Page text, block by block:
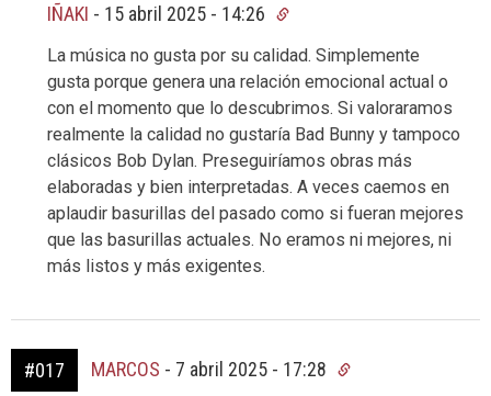
IÑAKI - 15 abril 2025 - 14:26
La música no gusta por su calidad. Simplemente
gusta porque genera una relación emocional actual o
con el momento que lo descubrimos. Si valoraramos
realmente la calidad no gustaría Bad Bunny y tampoco
clásicos Bob Dylan. Preseguiríamos obras más
elaboradas y bien interpretadas. A veces caemos en
aplaudir basurillas del pasado como si fueran mejores
que las basurillas actuales. No eramos ni mejores, ni
más listos y más exigentes.
#017 MARCOS - 7 abril 2025 - 17:28